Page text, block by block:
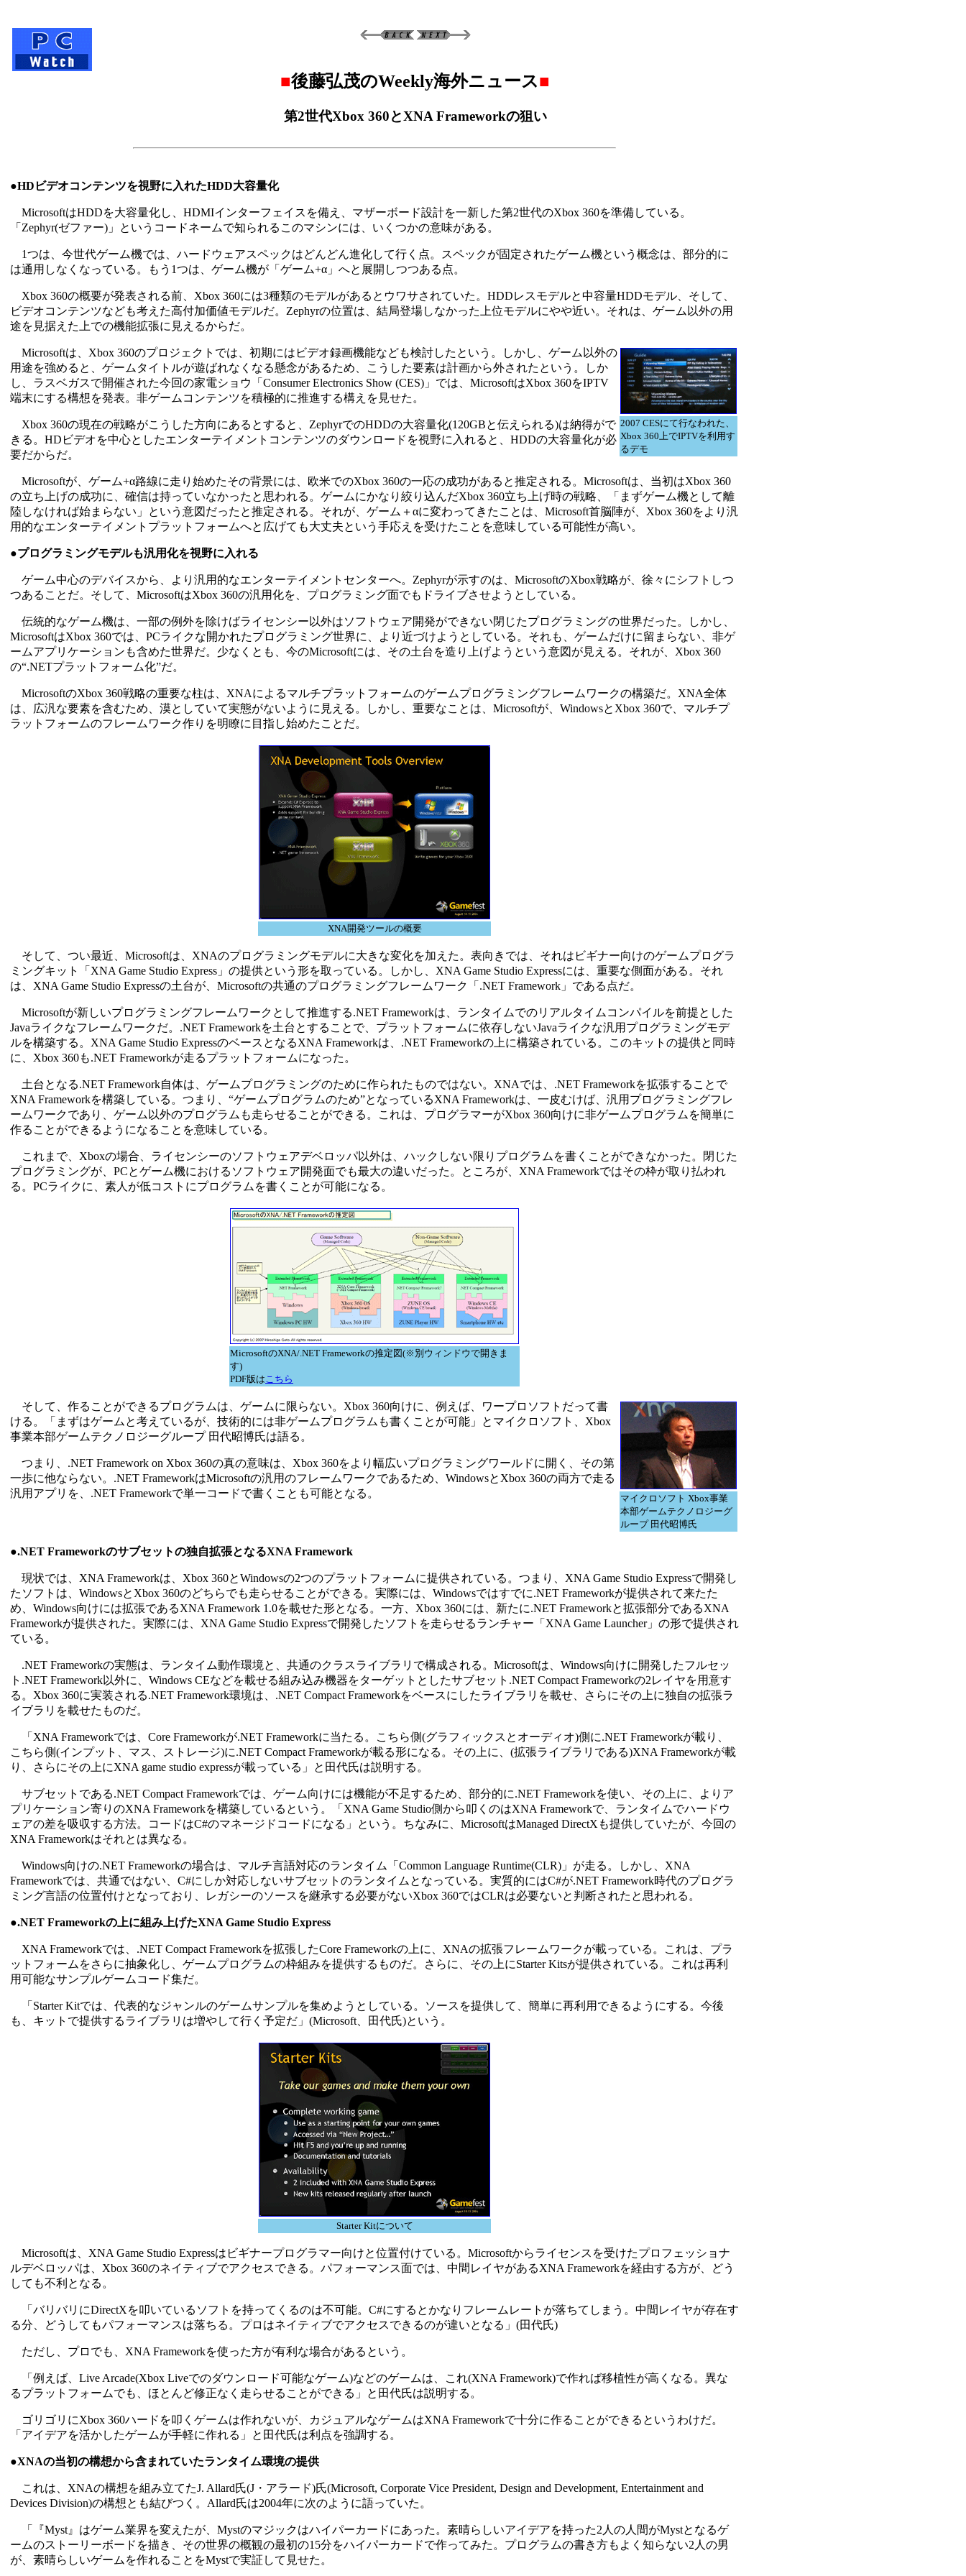
■後藤弘茂のWeekly海外ニュース■
第2世代Xbox 360とXNA Frameworkの狙い
●HDビデオコンテンツを視野に入れたHDD大容量化
MicrosoftはHDDを大容量化し、HDMIインターフェイスを備え、マザーボード設計を一新した第2世代のXbox 360を準備している。
「Zephyr(ゼファー)」というコードネームで知られるこのマシンには、いくつかの意味がある。
1つは、今世代ゲーム機では、ハードウェアスペックはどんどん進化して行く点。スペックが固定されたゲーム機という概念は、部分的に
は通用しなくなっている。もう1つは、ゲーム機が「ゲーム+α」へと展開しつつある点。
Xbox 360の概要が発表される前、Xbox 360には3種類のモデルがあるとウワサされていた。HDDレスモデルと中容量HDDモデル、そして、
ビデオコンテンツなども考えた高付加価値モデルだ。Zephyrの位置は、結局登場しなかった上位モデルにやや近い。それは、ゲーム以外の用
途を見据えた上での機能拡張に見えるからだ。
2007 CESにて行なわれた、
Xbox 360上でIPTVを利用す
るデモ
Microsoftは、Xbox 360のプロジェクトでは、初期にはビデオ録画機能なども検討したという。しかし、ゲーム以外の
用途を強めると、ゲームタイトルが遊ばれなくなる懸念があるため、こうした要素は計画から外されたという。しか
し、ラスベガスで開催された今回の家電ショウ「Consumer Electronics Show (CES)」では、MicrosoftはXbox 360をIPTV
端末にする構想を発表。非ゲームコンテンツを積極的に推進する構えを見せた。
Xbox 360の現在の戦略がこうした方向にあるとすると、ZephyrでのHDDの大容量化(120GBと伝えられる)は納得がで
きる。HDビデオを中心としたエンターテイメントコンテンツのダウンロードを視野に入れると、HDDの大容量化が必
要だからだ。
Microsoftが、ゲーム+α路線に走り始めたその背景には、欧米でのXbox 360の一応の成功があると推定される。Microsoftは、当初はXbox 360
の立ち上げの成功に、確信は持っていなかったと思われる。ゲームにかなり絞り込んだXbox 360立ち上げ時の戦略、「まずゲーム機として離
陸しなければ始まらない」という意図だったと推定される。それが、ゲーム＋αに変わってきたことは、Microsoft首脳陣が、Xbox 360をより汎
用的なエンターテイメントプラットフォームへと広げても大丈夫という手応えを受けたことを意味している可能性が高い。
●プログラミングモデルも汎用化を視野に入れる
ゲーム中心のデバイスから、より汎用的なエンターテイメントセンターへ。Zephyrが示すのは、MicrosoftのXbox戦略が、徐々にシフトしつ
つあることだ。そして、MicrosoftはXbox 360の汎用化を、プログラミング面でもドライブさせようとしている。
伝統的なゲーム機は、一部の例外を除けばライセンシー以外はソフトウェア開発ができない閉じたプログラミングの世界だった。しかし、
MicrosoftはXbox 360では、PCライクな開かれたプログラミング世界に、より近づけようとしている。それも、ゲームだけに留まらない、非ゲ
ームアプリケーションも含めた世界だ。少なくとも、今のMicrosoftには、その土台を造り上げようという意図が見える。それが、Xbox 360
の“.NETプラットフォーム化”だ。
MicrosoftのXbox 360戦略の重要な柱は、XNAによるマルチプラットフォームのゲームプログラミングフレームワークの構築だ。XNA全体
は、広汎な要素を含むため、漠としていて実態がないように見える。しかし、重要なことは、Microsoftが、WindowsとXbox 360で、マルチプ
ラットフォームのフレームワーク作りを明瞭に目指し始めたことだ。
XNA開発ツールの概要
そして、つい最近、Microsoftは、XNAのプログラミングモデルに大きな変化を加えた。表向きでは、それはビギナー向けのゲームプログラ
ミングキット「XNA Game Studio Express」の提供という形を取っている。しかし、XNA Game Studio Expressには、重要な側面がある。それ
は、XNA Game Studio Expressの土台が、Microsoftの共通のプログラミングフレームワーク「.NET Framework」である点だ。
Microsoftが新しいプログラミングフレームワークとして推進する.NET Frameworkは、ランタイムでのリアルタイムコンパイルを前提とした
Javaライクなフレームワークだ。.NET Frameworkを土台とすることで、プラットフォームに依存しないJavaライクな汎用プログラミングモデ
ルを構築する。XNA Game Studio ExpressのベースとなるXNA Frameworkは、.NET Frameworkの上に構築されている。このキットの提供と同時
に、Xbox 360も.NET Frameworkが走るプラットフォームになった。
土台となる.NET Framework自体は、ゲームプログラミングのために作られたものではない。XNAでは、.NET Frameworkを拡張することで
XNA Frameworkを構築している。つまり、“ゲームプログラムのため”となっているXNA Frameworkは、一皮むけば、汎用プログラミングフレ
ームワークであり、ゲーム以外のプログラムも走らせることができる。これは、プログラマーがXbox 360向けに非ゲームプログラムを簡単に
作ることができるようになることを意味している。
これまで、Xboxの場合、ライセンシーのソフトウェアデベロッパ以外は、ハックしない限りプログラムを書くことができなかった。閉じた
プログラミングが、PCとゲーム機におけるソフトウェア開発面でも最大の違いだった。ところが、XNA Frameworkではその枠が取り払われ
る。PCライクに、素人が低コストにプログラムを書くことが可能になる。
MicrosoftのXNA/.NET Frameworkの推定図(※別ウィンドウで開きま
す)
PDF版はこちら
マイクロソフト Xbox事業
本部ゲームテクノロジーグ
ループ 田代昭博氏
そして、作ることができるプログラムは、ゲームに限らない。Xbox 360向けに、例えば、ワープロソフトだって書
ける。「まずはゲームと考えているが、技術的には非ゲームプログラムも書くことが可能」とマイクロソフト、Xbox
事業本部ゲームテクノロジーグループ 田代昭博氏は語る。
つまり、.NET Framework on Xbox 360の真の意味は、Xbox 360をより幅広いプログラミングワールドに開く、その第
一歩に他ならない。.NET FrameworkはMicrosoftの汎用のフレームワークであるため、WindowsとXbox 360の両方で走る
汎用アプリを、.NET Frameworkで単一コードで書くことも可能となる。
●.NET Frameworkのサブセットの独自拡張となるXNA Framework
現状では、XNA Frameworkは、Xbox 360とWindowsの2つのプラットフォームに提供されている。つまり、XNA Game Studio Expressで開発し
たソフトは、WindowsとXbox 360のどちらでも走らせることができる。実際には、Windowsではすでに.NET Frameworkが提供されて来たた
め、Windows向けには拡張であるXNA Framework 1.0を載せた形となる。一方、Xbox 360には、新たに.NET Frameworkと拡張部分であるXNA
Frameworkが提供された。実際には、XNA Game Studio Expressで開発したソフトを走らせるランチャー「XNA Game Launcher」の形で提供され
ている。
.NET Frameworkの実態は、ランタイム動作環境と、共通のクラスライブラリで構成される。Microsoftは、Windows向けに開発したフルセッ
ト.NET Framework以外に、Windows CEなどを載せる組み込み機器をターゲットとしたサブセット.NET Compact Frameworkの2レイヤを用意す
る。Xbox 360に実装される.NET Framework環境は、.NET Compact Frameworkをベースにしたライブラリを載せ、さらにその上に独自の拡張ラ
イブラリを載せたものだ。
「XNA Frameworkでは、Core Frameworkが.NET Frameworkに当たる。こちら側(グラフィックスとオーディオ)側に.NET Frameworkが載り、
こちら側(インプット、マス、ストレージ)に.NET Compact Frameworkが載る形になる。その上に、(拡張ライブラリである)XNA Frameworkが載
り、さらにその上にXNA game studio expressが載っている」と田代氏は説明する。
サブセットである.NET Compact Frameworkでは、ゲーム向けには機能が不足するため、部分的に.NET Frameworkを使い、その上に、よりア
プリケーション寄りのXNA Frameworkを構築しているという。「XNA Game Studio側から叩くのはXNA Frameworkで、ランタイムでハードウ
ェアの差を吸収する方法。コードはC#のマネージドコードになる」という。ちなみに、MicrosoftはManaged DirectXも提供していたが、今回の
XNA Frameworkはそれとは異なる。
Windows向けの.NET Frameworkの場合は、マルチ言語対応のランタイム「Common Language Runtime(CLR)」が走る。しかし、XNA
Frameworkでは、共通ではない、C#にしか対応しないサブセットのランタイムとなっている。実質的にはC#が.NET Framework時代のプログラ
ミング言語の位置付けとなっており、レガシーのソースを継承する必要がないXbox 360ではCLRは必要ないと判断されたと思われる。
●.NET Frameworkの上に組み上げたXNA Game Studio Express
XNA Frameworkでは、.NET Compact Frameworkを拡張したCore Frameworkの上に、XNAの拡張フレームワークが載っている。これは、プラ
ットフォームをさらに抽象化し、ゲームプログラムの枠組みを提供するものだ。さらに、その上にStarter Kitsが提供されている。これは再利
用可能なサンプルゲームコード集だ。
「Starter Kitでは、代表的なジャンルのゲームサンプルを集めようとしている。ソースを提供して、簡単に再利用できるようにする。今後
も、キットで提供するライブラリは増やして行く予定だ」(Microsoft、田代氏)という。
Starter Kitについて
Microsoftは、XNA Game Studio Expressはビギナープログラマー向けと位置付けている。Microsoftからライセンスを受けたプロフェッショナ
ルデベロッパは、Xbox 360のネイティブでアクセスできる。パフォーマンス面では、中間レイヤがあるXNA Frameworkを経由する方が、どう
しても不利となる。
「バリバリにDirectXを叩いているソフトを持ってくるのは不可能。C#にするとかなりフレームレートが落ちてしまう。中間レイヤが存在す
る分、どうしてもパフォーマンスは落ちる。プロはネイティブでアクセスできるのが違いとなる」(田代氏)
ただし、プロでも、XNA Frameworkを使った方が有利な場合があるという。
「例えば、Live Arcade(Xbox Liveでのダウンロード可能なゲーム)などのゲームは、これ(XNA Framework)で作れば移植性が高くなる。異な
るプラットフォームでも、ほとんど修正なく走らせることができる」と田代氏は説明する。
ゴリゴリにXbox 360ハードを叩くゲームは作れないが、カジュアルなゲームはXNA Frameworkで十分に作ることができるというわけだ。
「アイデアを活かしたゲームが手軽に作れる」と田代氏は利点を強調する。
●XNAの当初の構想から含まれていたランタイム環境の提供
これは、XNAの構想を組み立てたJ. Allard氏(J・アラード)氏(Microsoft, Corporate Vice President, Design and Development, Entertainment and
Devices Division)の構想とも結びつく。Allard氏は2004年に次のように語っていた。
「『Myst』はゲーム業界を変えたが、Mystのマジックはハイパーカードにあった。素晴らしいアイデアを持った2人の人間がMystとなるゲ
ームのストーリーボードを描き、その世界の概観の最初の15分をハイパーカードで作ってみた。プログラムの書き方もよく知らない2人の男
が、素晴らしいゲームを作れることをMystで実証して見せた。